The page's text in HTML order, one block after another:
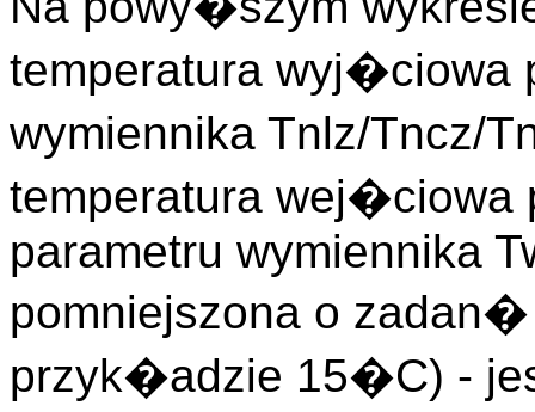
temperatura wyj�ciowa
wymiennika Tnlz/Tncz/
temperatura wej�ciowa
parametru wymiennika
pomniejszona o
przyk�adzie 15�C) -